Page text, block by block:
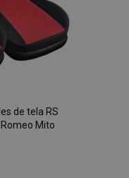
de tela RS
Mito